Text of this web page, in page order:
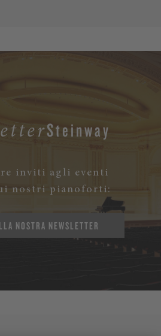
Steinway
inviti agli eventi
nostri pianoforti:
NOSTRA NEWSLETTER